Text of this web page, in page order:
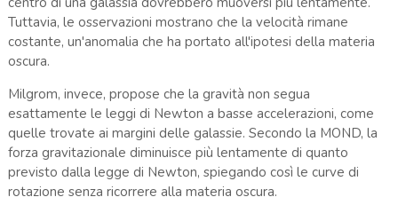
Tuttavia, le osservazioni mostrano che la velocità rimane
costante, un'anomalia che ha portato all'ipotesi della materia
oscura.
Milgrom, invece, propose che la gravità non segua
esattamente le leggi di Newton a basse accelerazioni, come
quelle trovate ai margini delle galassie. Secondo la MOND, la
forza gravitazionale diminuisce più lentamente di quanto
previsto dalla legge di Newton, spiegando così le curve di
rotazione senza ricorrere alla materia oscura.